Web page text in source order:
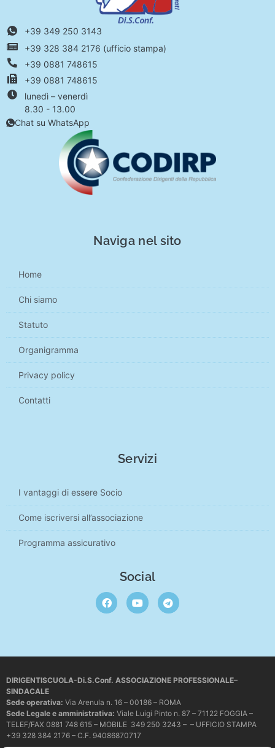
+39 349 250 3143
+39 328 384 2176 (ufficio stampa)
+39 0881 748615
+39 0881 748615
lunedì – venerdì
8.30 - 13.00
Chat su WhatsApp
Naviga nel sito
Home
Chi siamo
Statuto
Organigramma
Privacy policy
Contatti
Servizi
I vantaggi di essere Socio
Come iscriversi all’associazione
Programma assicurativo
Social
DIRIGENTISCUOLA-Di.S.Conf. ASSOCIAZIONE PROFESSIONALE–
SINDACALE
Sede operativa: Via Arenula n. 16 – 00186 – ROMA
Sede Legale e amministrativa: Viale Luigi Pinto n. 87 – 71122 FOGGIA –
TELEF/FAX 0881 748 615 – MOBILE 349 250 3243 – – UFFICIO STAMPA
+39 328 384 2176 – C.F. 94086870717